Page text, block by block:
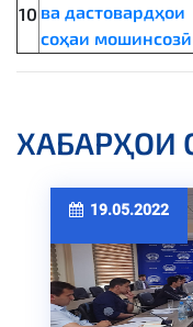
10 ва дастовардҳои
соҳаи мошинсозӣ
ХАБАРҲОИ
19.05.2022